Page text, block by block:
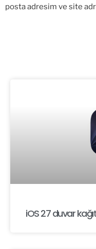
posta adresim ve site
iOS 27 duvar